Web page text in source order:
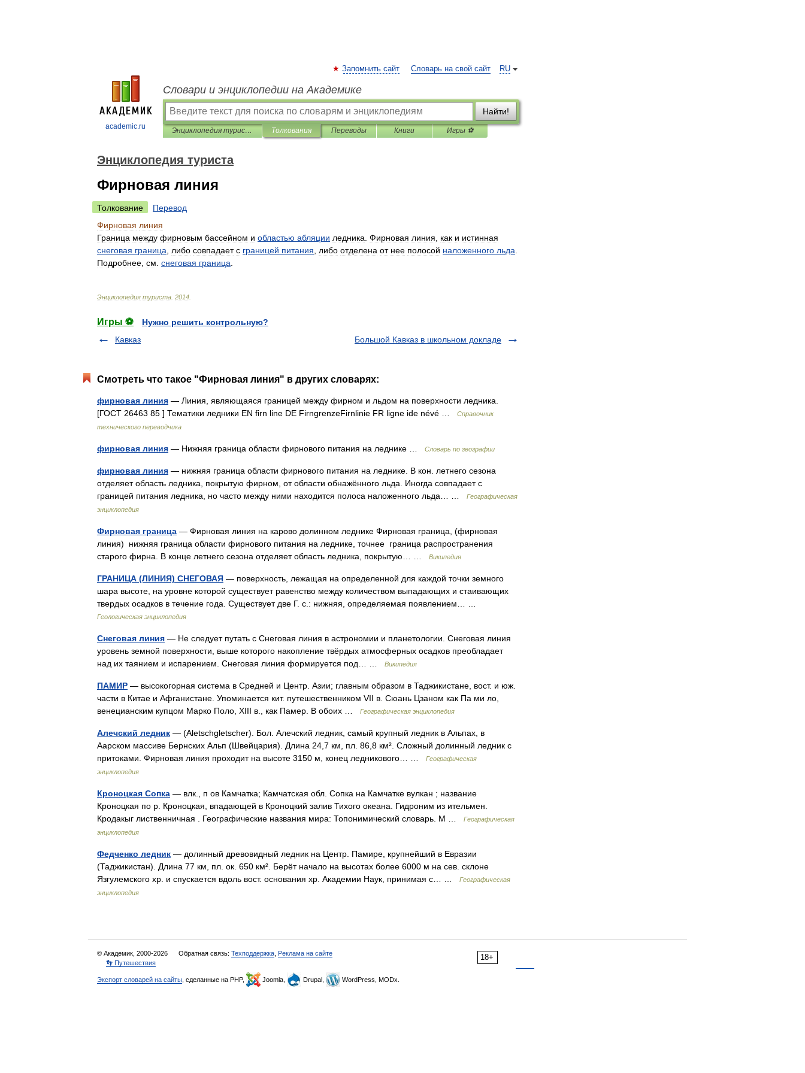
academic.ru
RU
Запомнить сайт Словарь на свой сайт
Словари и энциклопедии на Академике
Найти!
Энциклопедия туриста Толкования Переводы Книги Игры ⚽
Энциклопедия туриста
Фирновая линия
Толкование
Перевод
Фирновая линия
Граница между фирновым бассейном и областью абляции ледника Фирновая линия как и истинная
снеговая граница либо совпадает с границей питания либо отделена от нее полосой наложенного льда
Подробнее см снеговая граница
Энциклопедия туриста 2014
Игры ⚽
Нужно решить контрольную?
Кавказ
Большой Кавказ в школьном докладе
Смотреть что такое "Фирновая линия" в других словарях:
фирновая линия — Линия, являющаяся границей между фирном и льдом на поверхности ледника.
[ГОСТ 26463 85 ] Тематики ледники EN firn line DE FirngrenzeFirnlinie FR ligne ide névé …
Справочник
технического переводчика
фирновая линия — Нижняя граница области фирнового питания на леднике … Словарь по географии
фирновая линия — нижняя граница области фирнового питания на леднике. В кон. летнего сезона
отделяет область ледника, покрытую фирном, от области обнажённого льда. Иногда совпадает с
границей питания ледника, но часто между ними находится полоса наложенного льда… …
Географическая
энциклопедия
Фирновая граница — Фирновая линия на карово долинном леднике Фирновая граница, (фирновая
линия) нижняя граница области фирнового питания на леднике, точнее граница распространения
старого фирна. В конце летнего сезона отделяет область ледника, покрытую… …
Википедия
ГРАНИЦА (ЛИНИЯ) СНЕГОВАЯ — поверхность, лежащая на определенной для каждой точки земного
шара высоте, на уровне которой существует равенство между количеством выпадающих и стаивающих
твердых осадков в течение года. Существует две Г. с.: нижняя, определяемая появлением… …
Геологическая энциклопедия
Снеговая линия — Не следует путать с Cнеговая линия в астрономии и планетологии. Снеговая линия
уровень земной поверхности, выше которого накопление твёрдых атмосферных осадков преобладает
над их таянием и испарением. Снеговая линия формируется под… …
Википедия
ПАМИР — высокогорная система в Средней и Центр. Азии; главным образом в Таджикистане, вост. и юж.
части в Китае и Афганистане. Упоминается кит. путешественником VII в. Сюань Цзаном как Па ми ло,
венецианским купцом Марко Поло, XIII в., как Памер. В обоих …
Географическая энциклопедия
Алечский ледник — (Aletschgletscher). Бол. Алечский ледник, самый крупный ледник в Альпах, в
Аарском массиве Бернских Альп (Швейцария). Длина 24,7 км, пл. 86,8 км². Сложный долинный ледник с
притоками. Фирновая линия проходит на высоте 3150 м, конец ледникового… …
Географическая
энциклопедия
Кроноцкая Сопка — влк., п ов Камчатка; Камчатская обл. Сопка на Камчатке вулкан ; название
Кроноцкая по р. Кроноцкая, впадающей в Кроноцкий залив Тихого океана. Гидроним из ительмен.
Кродакыг лиственничная . Географические названия мира: Топонимический словарь. М …
Географическая
энциклопедия
Федченко ледник — долинный древовидный ледник на Центр. Памире, крупнейший в Евразии
(Таджикистан). Длина 77 км, пл. ок. 650 км². Берёт начало на высотах более 6000 м на сев. склоне
Язгулемского хр. и спускается вдоль вост. основания хр. Академии Наук, принимая с… …
Географическая
энциклопедия
18+
© Академик, 2000-2026 Обратная связь: Техподдержка Реклама на сайте
👣 Путешествия
Экспорт словарей на сайты , сделанные на PHP, Joomla, Drupal, WordPress, MODx.